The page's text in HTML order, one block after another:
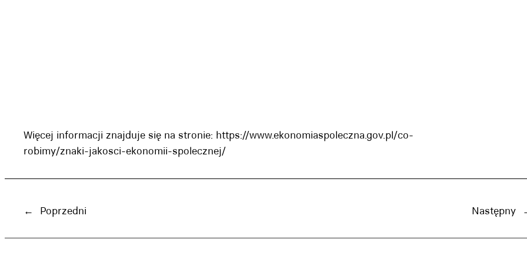
Więcej informacji znajduje się na stronie: https://www.ekonomiaspoleczna.gov.pl/co-
robimy/znaki-jakosci-ekonomii-spolecznej/
← Poprzedni Następny